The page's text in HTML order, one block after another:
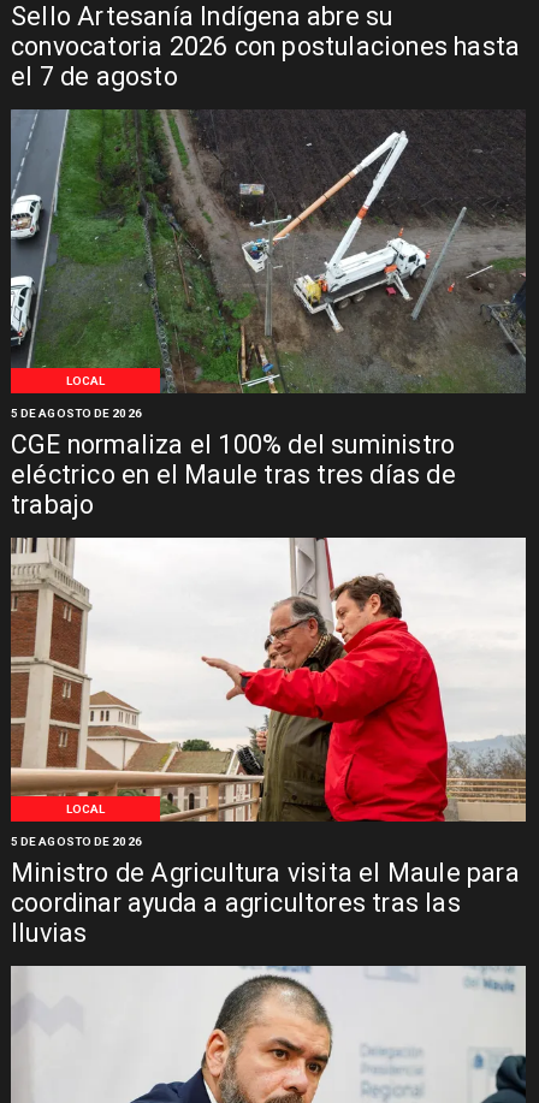
Sello Artesanía Indígena abre su
convocatoria 2026 con postulaciones hasta
el 7 de agosto
LOCAL
CGE normaliza el 100% del suministro
eléctrico en el Maule tras tres días de
trabajo
5 DE AGOSTO DE 2026
LOCAL
Ministro de Agricultura visita el Maule para
coordinar ayuda a agricultores tras las
lluvias
5 DE AGOSTO DE 2026